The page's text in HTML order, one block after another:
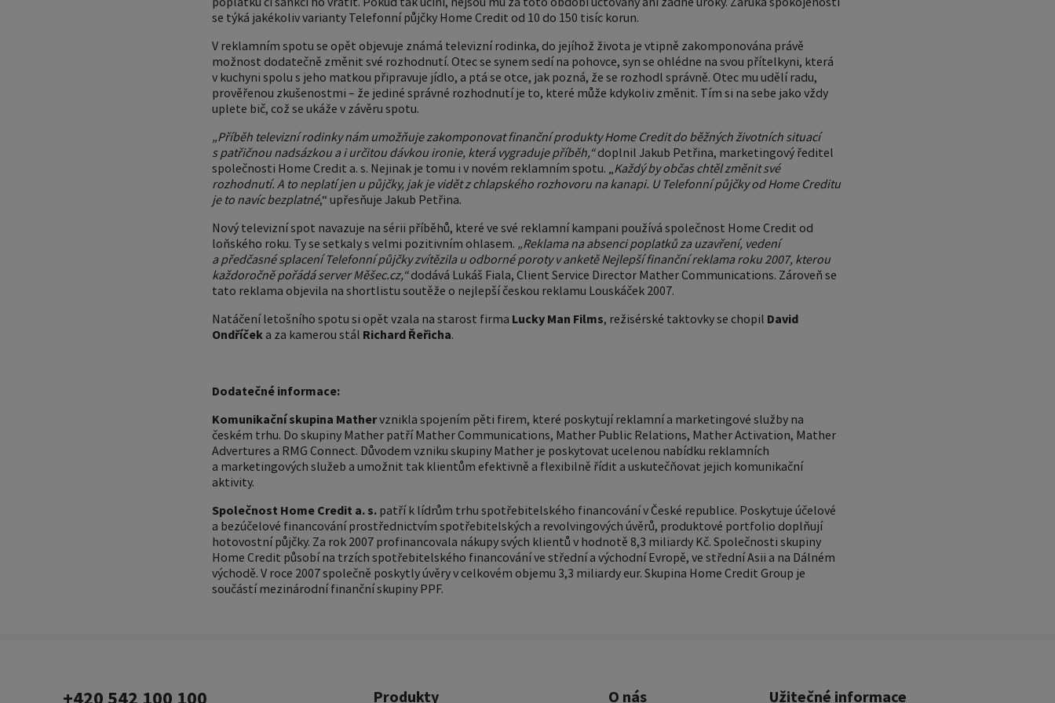
se týká jakékoliv varianty Telefonní půjčky Home Credit od 10 do 150 tisíc korun.
V reklamním spotu se opět objevuje známá televizní rodinka, do jejíhož života je vtipně zakomponována právě
možnost dodatečně změnit své rozhodnutí. Otec se synem sedí na pohovce, syn se ohlédne na svou přítelkyni, která
v kuchyni spolu s jeho matkou připravuje jídlo, a ptá se otce, jak pozná, že se rozhodl správně. Otec mu udělí radu,
prověřenou zkušenostmi – že jediné správné rozhodnutí je to, které může kdykoliv změnit. Tím si na sebe jako vždy
uplete bič, což se ukáže v závěru spotu.
„Příběh televizní rodinky nám umožňuje zakomponovat finanční produkty Home Credit do běžných životních situací
s patřičnou nadsázkou a i určitou dávkou ironie, která vygraduje příběh,“doplnil Jakub Petřina, marketingový ředitel
společnosti Home Credit a. s. Nejinak je tomu i v novém reklamním spotu. „Každý by občas chtěl změnit své
rozhodnutí. A to neplatí jen u půjčky, jak je vidět z chlapského rozhovoru na kanapi. U Telefonní půjčky od Home Creditu
je to navíc bezplatné,“ upřesňuje Jakub Petřina.
Nový televizní spot navazuje na sérii příběhů, které ve své reklamní kampani používá společnost Home Credit od
loňského roku. Ty se setkaly s velmi pozitivním ohlasem. „Reklama na absenci poplatků za uzavření, vedení
a předčasné splacení Telefonní půjčky zvítězila u odborné poroty v anketě Nejlepší finanční reklama roku 2007, kterou
každoročně pořádá server Měšec.cz,“dodává Lukáš Fiala, Client Service Director Mather Communications. Zároveň se
tato reklama objevila na shortlistu soutěže o nejlepší českou reklamu Louskáček 2007.
Natáčení letošního spotu si opět vzala na starost firma Lucky Man Films, režisérské taktovky se chopil David
Ondříčeka za kamerou stál Richard Řeřicha.
Dodatečné informace:
Komunikační skupina Mathervznikla spojením pěti firem, které poskytují reklamní a marketingové služby na
českém trhu. Do skupiny Mather patří Mather Communications, Mather Public Relations, Mather Activation, Mather
Advertures a RMG Connect. Důvodem vzniku skupiny Mather je poskytovat ucelenou nabídku reklamních
a marketingových služeb a umožnit tak klientům efektivně a flexibilně řídit a uskutečňovat jejich komunikační
aktivity.
Společnost Home Credit a. s. patří k lídrům trhu spotřebitelského financování v České republice. Poskytuje účelové
a bezúčelové financování prostřednictvím spotřebitelských a revolvingových úvěrů, produktové portfolio doplňují
hotovostní půjčky. Za rok 2007 profinancovala nákupy svých klientů v hodnotě 8,3 miliardy Kč. Společnosti skupiny
Home Credit působí na trzích spotřebitelského financování ve střední a východní Evropě, ve střední Asii a na Dálném
východě. V roce 2007 společně poskytly úvěry v celkovém objemu 3,3 miliardy eur. Skupina Home Credit Group je
součástí mezinárodní finanční skupiny PPF.
+420 542 100 100 Produkty O nás Užitečné informace